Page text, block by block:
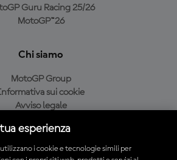
Guru Racing 25/26
MotoGP™26
Chi siamo
MotoGP Group
sui cookie
Avviso legale
Condizioni di acquisto
esperienza
i cookie e tecnologie simili per